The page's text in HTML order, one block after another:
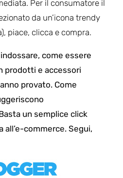
Per il consumatore il
da un’icona trendy
piace, clicca e compra.
come essere
prodotti e accessori
provato. Come
un semplice click
all’e-commerce. Segui,